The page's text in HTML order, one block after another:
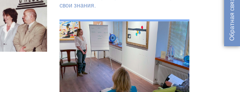
свои знания.
Обратная связь